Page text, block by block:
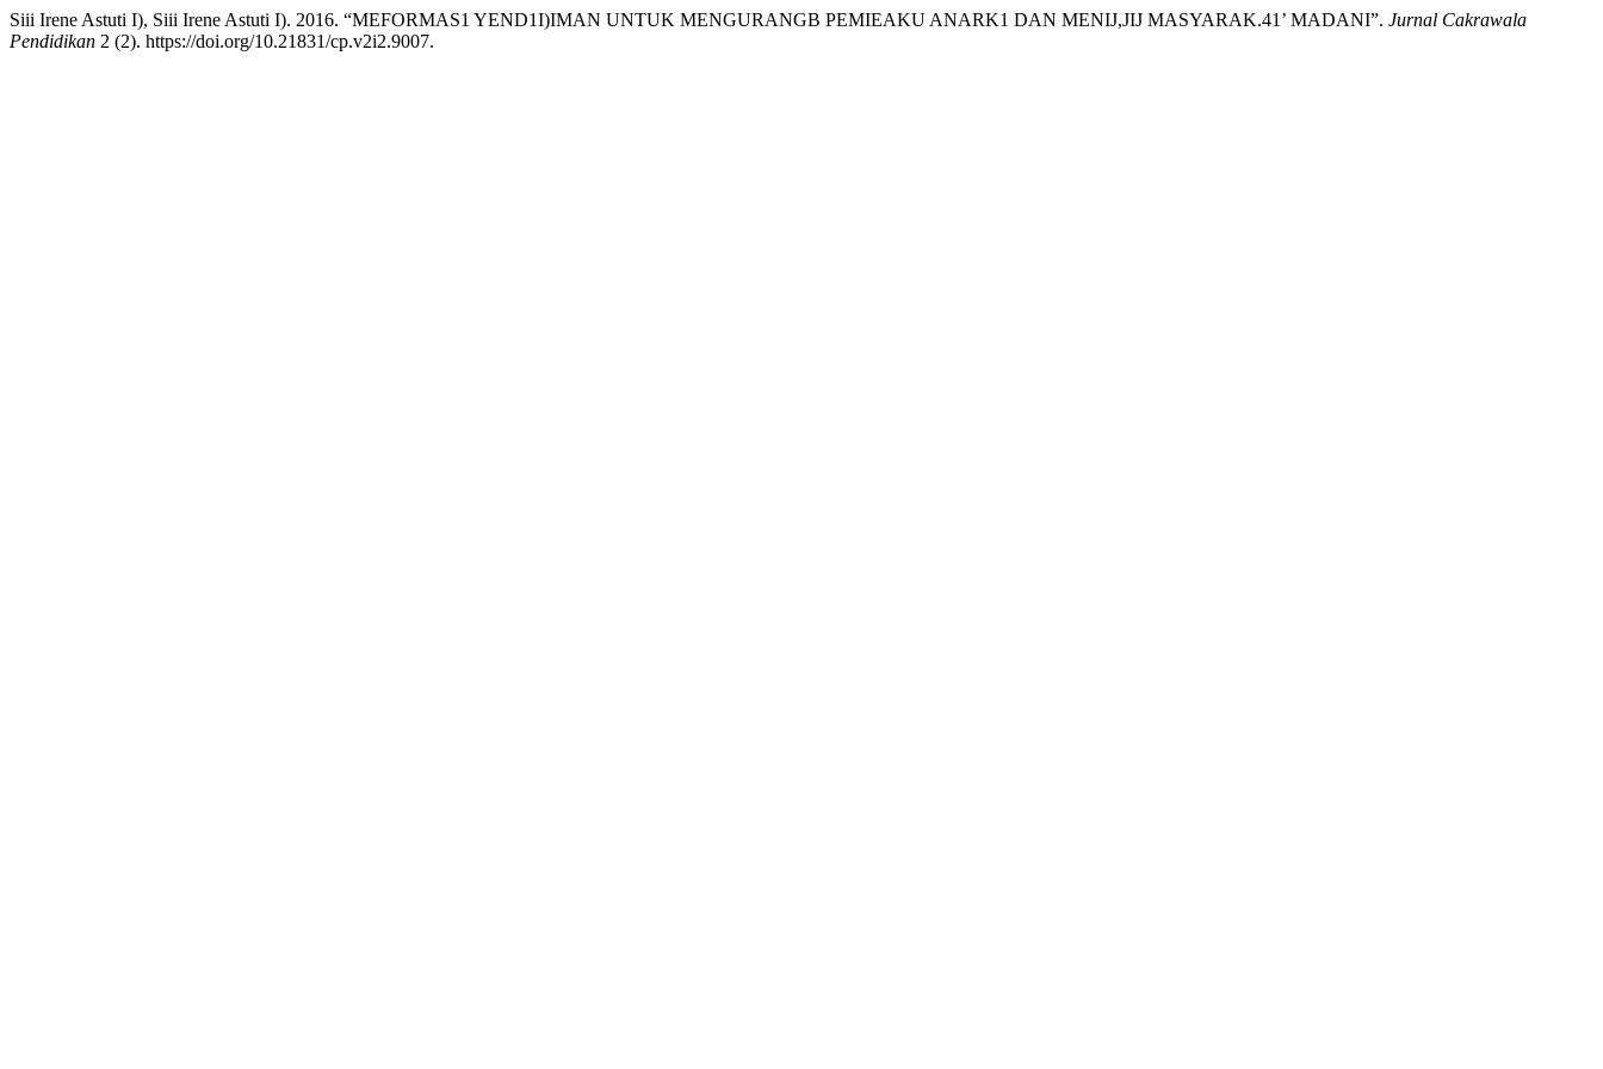
Siii Irene Astuti I), Siii Irene Astuti I). 2016. “MEFORMAS1 YEND1I)IMAN UNTUK MENGURANGB PEMIEAKU ANARK1 DAN MENIJ,JIJ MASYARAK.41’ MADANI”. Jurnal Cakrawala
Pendidikan 2 (2). https://doi.org/10.21831/cp.v2i2.9007.